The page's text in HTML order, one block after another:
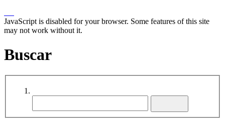
JavaScript is disabled for your browser. Some features of this site
may not work without it.
Buscar